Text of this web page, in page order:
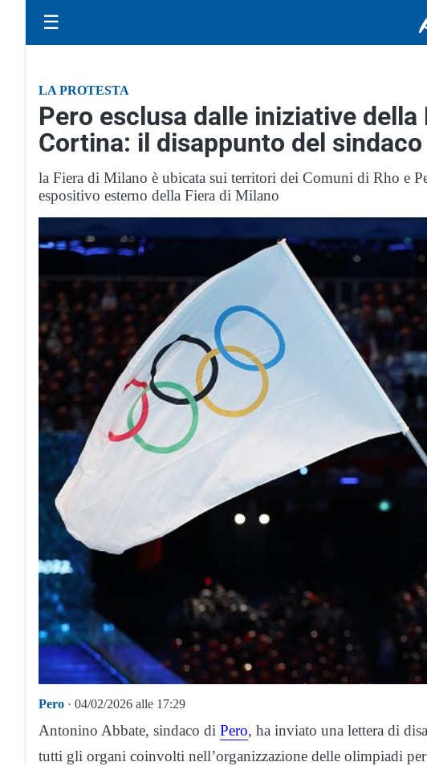
☰
LA PROTESTA
Pero esclusa dalle iniziative
Cortina: il disappunto del sindaco
la Fiera di Milano è ubicata sui territori dei Comuni di Rho e
espositivo esterno della Fiera di Milano
Pero · 04/02/2026 alle 17:29
Antonino Abbate, sindaco di Pero, ha inviato una lettera di
tutti gli organi coinvolti nell’organizzazione delle olimpiadi